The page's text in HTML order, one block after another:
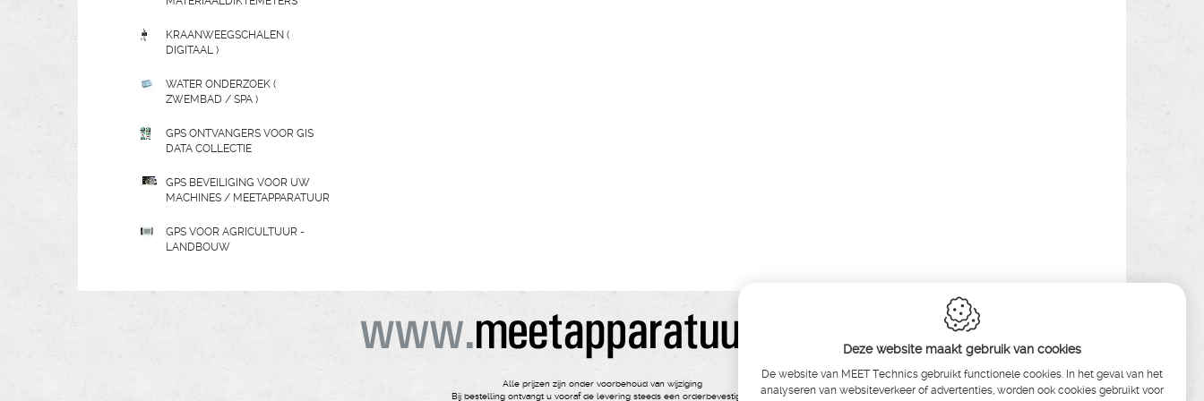
KRAANWEEGSCHALEN (
DIGITAAL )
WATER ONDERZOEK (
ZWEMBAD / SPA )
GPS ONTVANGERS VOOR GIS
DATA COLLECTIE
GPS BEVEILIGING VOOR UW
MACHINES / MEETAPPARATUUR
GPS VOOR AGRICULTUUR -
LANDBOUW
Alle prijzen zijn onder voorbehoud van wijziging
Bij bestelling ontvangt u vooraf de levering steeds een orderbevestiging
Deze website maakt gebruik van cookies
De website van MEET Technics gebruikt functionele cookies. In het geval van het
analyseren van websiteverkeer of advertenties, worden ook cookies gebruikt voor